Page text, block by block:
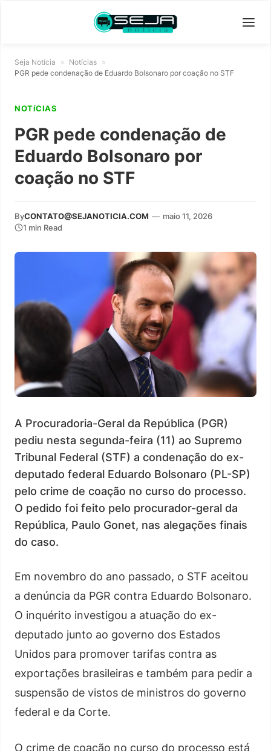
Seja Notícia » Notícias »
PGR pede condenação de Eduardo Bolsonaro por coação no STF
NOTíCIAS
PGR pede condenação de
Eduardo Bolsonaro por
coação no STF
ByCONTATO@SEJANOTICIA.COM — maio 11, 2026
1 min Read
A Procuradoria-Geral da República (PGR)
pediu nesta segunda-feira (11) ao Supremo
Tribunal Federal (STF) a condenação do ex-
deputado federal Eduardo Bolsonaro (PL-SP)
pelo crime de coação no curso do processo.
O pedido foi feito pelo procurador-geral da
República, Paulo Gonet, nas alegações finais
do caso.
Em novembro do ano passado, o STF aceitou
a denúncia da PGR contra Eduardo Bolsonaro.
O inquérito investigou a atuação do ex-
deputado junto ao governo dos Estados
Unidos para promover tarifas contra as
exportações brasileiras e também para pedir a
suspensão de vistos de ministros do governo
federal e da Corte.
O crime de coação no curso do processo está